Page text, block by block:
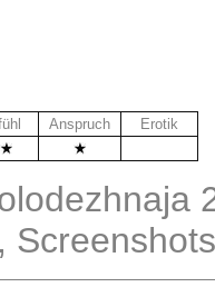
Anspruch
Erotik